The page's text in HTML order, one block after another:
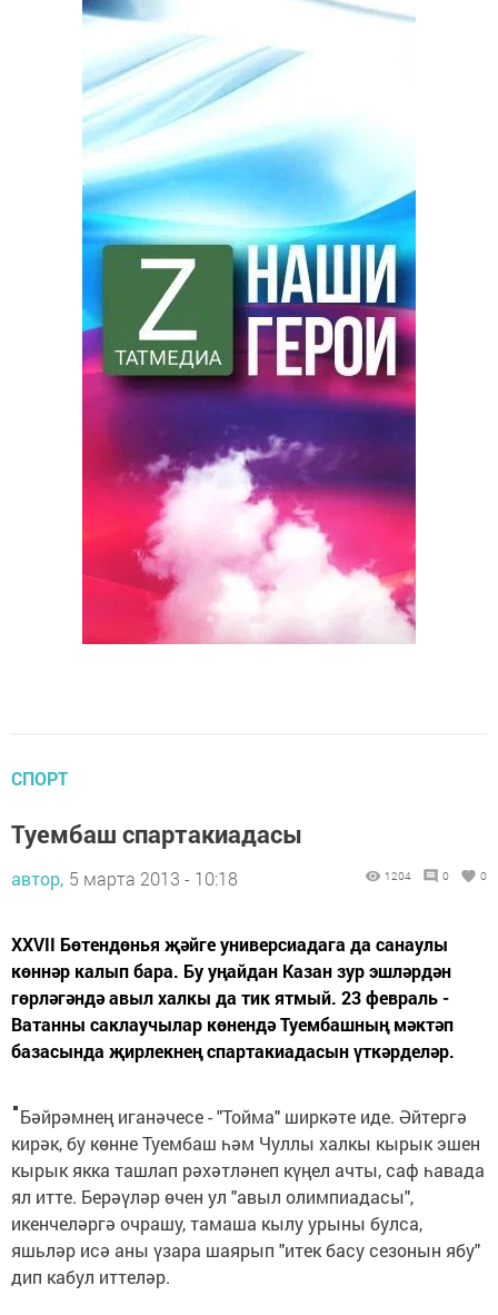
СПОРТ
Туембаш спартакиадасы
автор, 5 марта 2013 - 10:18 1204 0 0
XXVII Бөтендөнья җәйге универсиадага да санаулы
көннәр калып бара. Бу уңайдан Казан зур эшләрдән
гөрләгәндә авыл халкы да тик ятмый. 23 февраль -
Ватанны саклаучылар көнендә Туембашның мәктәп
базасында җирлекнең спартакиадасын үткәрделәр.
Бәйрәмнең иганәчесе - "Тойма" ширкәте иде. Әйтергә
кирәк, бу көнне Туембаш һәм Чуллы халкы кырык эшен
кырык якка ташлап рәхәтләнеп күңел ачты, саф һавада
ял итте. Берәүләр өчен ул "авыл олимпиадасы",
икенчеләргә очрашу, тамаша кылу урыны булса,
яшьләр исә аны үзара шаярып "итек басу сезонын ябу"
дип кабул иттеләр.